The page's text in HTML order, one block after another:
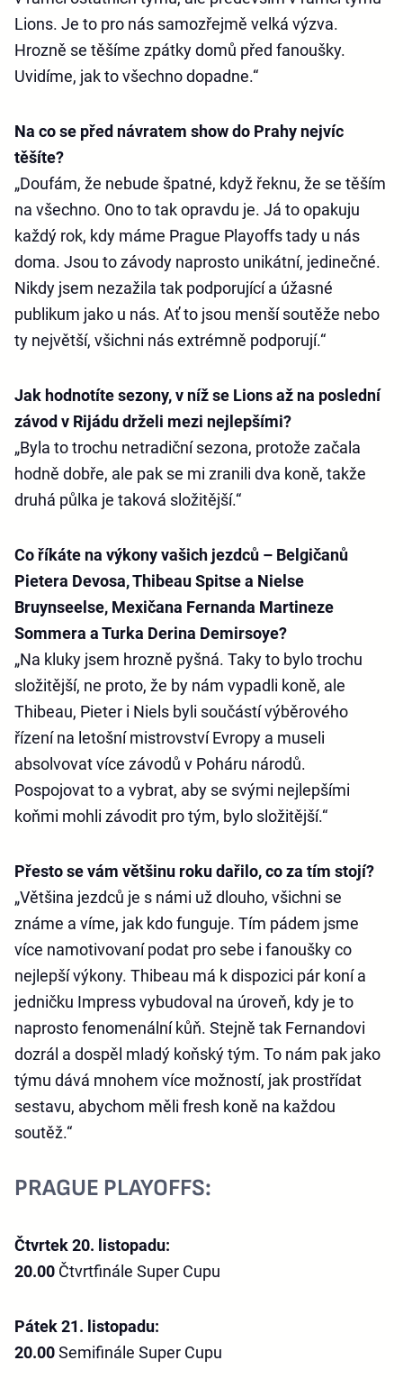
Lions. Je to pro nás samozřejmě velká výzva.
Hrozně se těšíme zpátky domů před fanoušky.
Uvidíme, jak to všechno dopadne.“
Na co se před návratem show do Prahy nejvíc
těšíte?
„Doufám, že nebude špatné, když řeknu, že se těším
na všechno. Ono to tak opravdu je. Já to opakuju
každý rok, kdy máme Prague Playoffs tady u nás
doma. Jsou to závody naprosto unikátní, jedinečné.
Nikdy jsem nezažila tak podporující a úžasné
publikum jako u nás. Ať to jsou menší soutěže nebo
ty největší, všichni nás extrémně podporují.“
Jak hodnotíte sezony, v níž se Lions až na poslední
závod v Rijádu drželi mezi nejlepšími?
„Byla to trochu netradiční sezona, protože začala
hodně dobře, ale pak se mi zranili dva koně, takže
druhá půlka je taková složitější.“
Co říkáte na výkony vašich jezdců – Belgičanů
Pietera Devosa, Thibeau Spitse a Nielse
Bruynseelse, Mexičana Fernanda Martineze
Sommera a Turka Derina Demirsoye?
„Na kluky jsem hrozně pyšná. Taky to bylo trochu
složitější, ne proto, že by nám vypadli koně, ale
Thibeau, Pieter i Niels byli součástí výběrového
řízení na letošní mistrovství Evropy a museli
absolvovat více závodů v Poháru národů.
Pospojovat to a vybrat, aby se svými nejlepšími
koňmi mohli závodit pro tým, bylo složitější.“
Přesto se vám většinu roku dařilo, co za tím stojí?
„Většina jezdců je s námi už dlouho, všichni se
známe a víme, jak kdo funguje. Tím pádem jsme
více namotivovaní podat pro sebe i fanoušky co
nejlepší výkony. Thibeau má k dispozici pár koní a
jedničku Impress vybudoval na úroveň, kdy je to
naprosto fenomenální kůň. Stejně tak Fernandovi
dozrál a dospěl mladý koňský tým. To nám pak jako
týmu dává mnohem více možností, jak prostřídat
sestavu, abychom měli fresh koně na každou
soutěž.“
PRAGUE PLAYOFFS:
Čtvrtek 20. listopadu:
20.00 Čtvrtfinále Super Cupu
Pátek 21. listopadu:
20.00Semifinále Super Cupu